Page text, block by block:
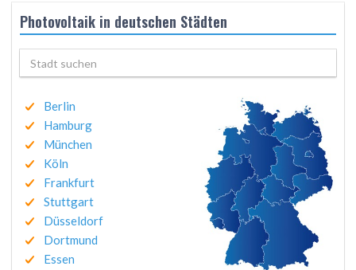
Photovoltaik in deutschen Städten
Berlin
Hamburg
München
Köln
Frankfurt
Stuttgart
Düsseldorf
Dortmund
Essen